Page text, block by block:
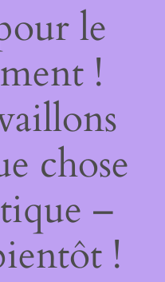
le
!
chose
–
!